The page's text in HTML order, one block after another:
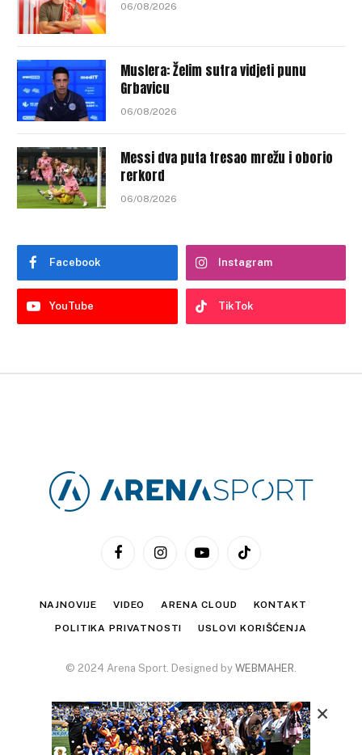
06/08/2026
Muslera: Želim sutra vidjeti punu
Grbavicu
06/08/2026
Messi dva puta tresao mrežu i oborio
rerkord
06/08/2026
Facebook Instagram
YouTube TikTok
FacebookInstagramYouTubeTikTok
NAJNOVIJE VIDEO ARENA CLOUD KONTAKT
POLITIKA PRIVATNOSTI USLOVI KORIŠĆENJA
© 2024 Arena Sport. Designed by WEBMAHER.
×